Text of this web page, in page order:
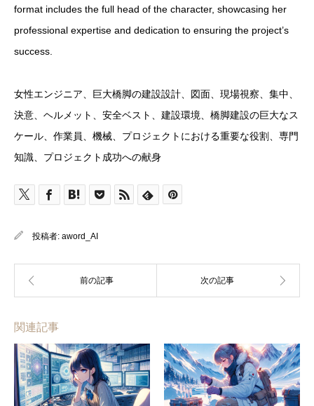
format includes the full head of the character, showcasing her
professional expertise and dedication to ensuring the project’s
success.
女性エンジニア、巨大橋脚の建設設計、図面、現場視察、集中、
決意、ヘルメット、安全ベスト、建設環境、橋脚建設の巨大なス
ケール、作業員、機械、プロジェクトにおける重要な役割、専門
知識、プロジェクト成功への献身
投稿者: aword_AI
関連記事